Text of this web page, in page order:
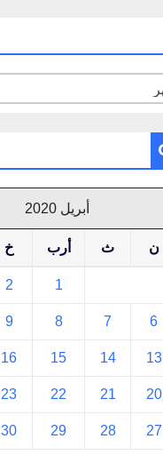
أبريل 2020
ن ث أرب خ
1
2
6
7
8
9
13
14
15
16
20
21
22
23
27
28
29
30